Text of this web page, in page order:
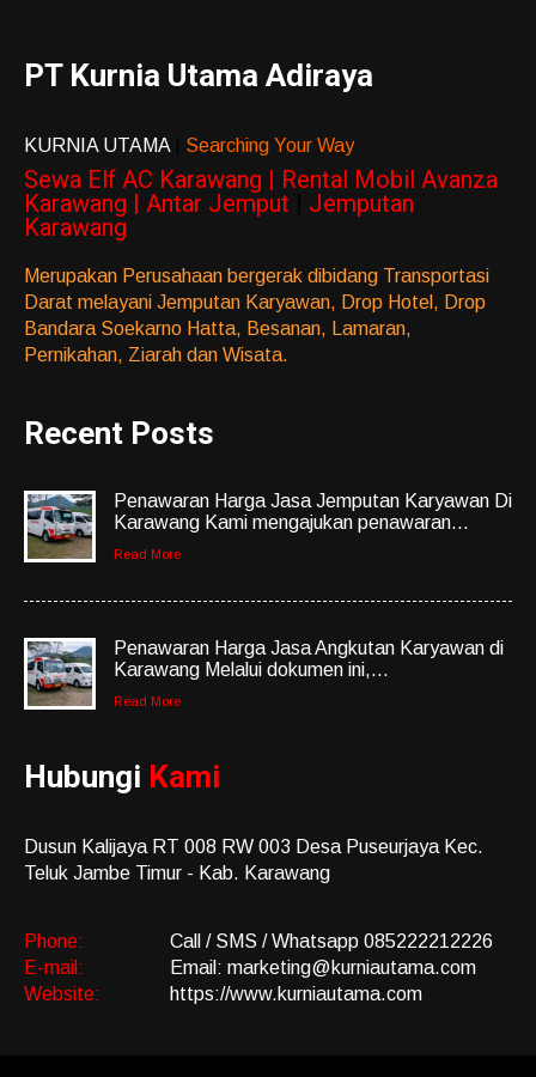
PT Kurnia Utama Adiraya
KURNIA UTAMA Searching Your Way
Sewa Elf AC Karawang | Rental Mobil Avanza
Karawang | Antar Jemput
Jemputan
Karawang
Merupakan Perusahaan bergerak dibidang Transportasi
Darat melayani Jemputan Karyawan, Drop Hotel, Drop
Bandara Soekarno Hatta, Besanan, Lamaran,
Pernikahan, Ziarah dan Wisata.
Recent Posts
Penawaran Harga Jasa Jemputan Karyawan Di
Karawang Kami mengajukan penawaran...
Read More
Penawaran Harga Jasa Angkutan Karyawan di
Karawang Melalui dokumen ini,...
Read More
Hubungi Kami
Dusun Kalijaya RT 008 RW 003 Desa Puseurjaya Kec.
Teluk Jambe Timur - Kab. Karawang
Phone:
Call / SMS / Whatsapp 085222212226
E-mail:
Email: marketing@kurniautama.com
Website:
https://www.kurniautama.com